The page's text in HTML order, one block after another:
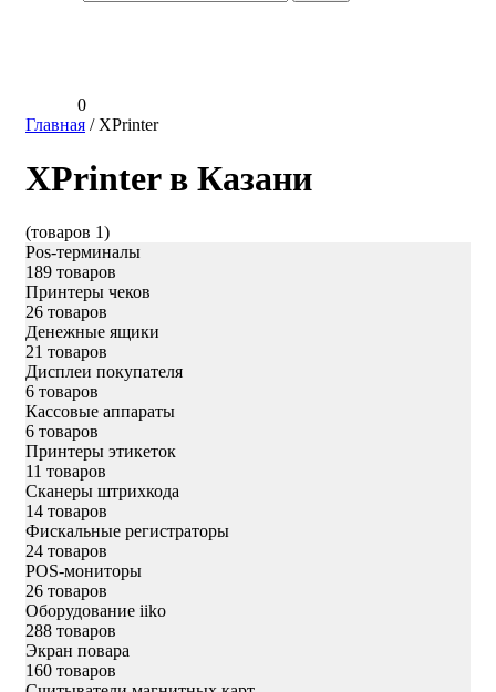
0
Главная / XPrinter
XPrinter в Казани
(товаров 1)
Pos-терминалы
189 товаров
Принтеры чеков
26 товаров
Денежные ящики
21 товаров
Дисплеи покупателя
6 товаров
Кассовые аппараты
6 товаров
Принтеры этикеток
11 товаров
Сканеры штрихкода
14 товаров
Фискальные регистраторы
24 товаров
POS-мониторы
26 товаров
Оборудование iiko
288 товаров
Экран повара
160 товаров